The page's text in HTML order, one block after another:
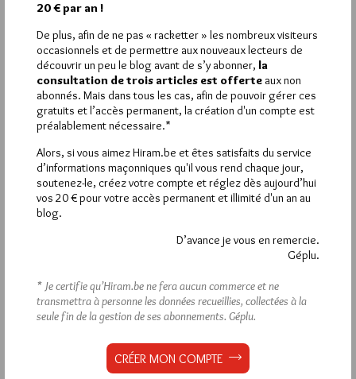
apprécier l’aspect artistique et matériel de ces lieux.
Et la troisième propose un tour de France de près de 180 sites
et plus de 220 temples maçonniques, révélant un patrimoine
souvent méconnu à travers une richesse photographique
impressionnante. Cette partie comprend plus de 1100
illustrations, soulignant la beauté artistique et l’importance
culturelle de ces temples à travers le pays.
Un ouvrage ‘’événement’’ combinant recherche documentaire
et excellence photographique pour offrir un regard inédit sur
les temples maçonniques de France. La qualité des illustrations
et la profondeur des textes font de cet ouvrage une référence
pour quiconque s’intéresse à l’histoire, à l’architecture, et à la
culture maçonnique française.
À titre personnel, je pense qu’il aurait mérité un prix, catégorie
beau-livre, à l’occasion d’un salon maçonnique du livre… Même
La rédaction de commentaires est
réservée aux abonnés.
20 € par an !
De plus, afin de ne pas « racketter » les nombreux visiteurs
occasionnels et de permettre aux nouveaux lecteurs de
découvrir un peu le blog avant de s’y abonner, la
consultation de trois articles est offerte aux non
abonnés. Mais dans tous les cas, afin de pouvoir gérer ces
gratuits et l’accès permanent, la création d'un compte est
préalablement nécessaire.*
Alors, si vous aimez Hiram.be et êtes satisfaits du service
d’informations maçonniques qu'il vous rend chaque jour,
soutenez-le, créez votre compte et réglez dès aujourd’hui
vos 20 € pour votre accès permanent et illimité d'un an au
blog.
D’avance je vous en remercie.
Géplu.
* Je certifie qu’Hiram.be ne fera aucun commerce et ne
transmettra à personne les données recueillies, collectées à la
seule fin de la gestion de ses abonnements. Géplu.
CRÉER MON COMPTE